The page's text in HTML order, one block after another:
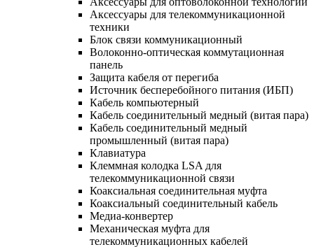
Аксессуары для телекоммуникационной
техники
Блок связи коммуникационный
Волоконно-оптическая коммутационная
панель
Защита кабеля от перегиба
Источник бесперебойного питания (ИБП)
Кабель компьютерный
Кабель соединительный медный (витая пара)
Кабель соединительный медный
промышленный (витая пара)
Клавиатура
Клеммная колодка LSA для
телекоммуникационной связи
Коаксиальная соединительная муфта
Коаксиальный соединительный кабель
Медиа-конвертер
Механическая муфта для
телекоммуникационных кабелей